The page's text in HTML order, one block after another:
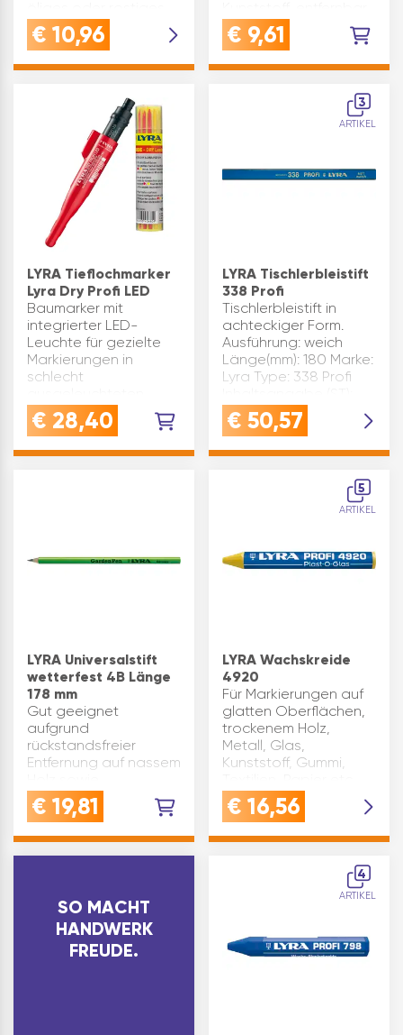
Metall, wasserfeste
Markierungen, auch
€ 10,96
Griff in Dreieckform.
Länge(mm): 240 Type:
Inhaltsangabe (ST): 1
€ 9,61
LYRA Tieflochmarker
Lyra Dry Profi LED
Baumarker mit
integrierter LED-
Leuchte für gezielte
Markierungen in
schlecht
Bereichen.Automatischer
Minenvorschub im
Edelstahlrohr.Einfache
€ 28,40
3
ARTIKEL
LYRA Tischlerbleistift
338 Profi
Tischlerbleistift in
achteckiger Form.
Ausführung: weich
Länge(mm): 180 Marke:
Lyra Type: 338 Profi
100
€ 50,57
LYRA Universalstift
wetterfest 4B Länge
178 mm
Gut geeignet
aufgrund
rückstandsfreier
Entfernung auf nassem
beschichteten
Metallen. Wetterfeste,
Markierung auf glatten
z.B. Holz, S…
€ 19,81
5
ARTIKEL
LYRA Wachskreide
4920
Für Markierungen auf
glatten Oberflächen,
trockenem Holz,
Metall, Glas,
Kunststoff, Gummi,
Ausführung: runde
Form Länge(mm): 90
Marke: Lyra Farbe: G…
€ 16,56
SO MACHT
HANDWERK
FREUDE.
4
ARTIKEL